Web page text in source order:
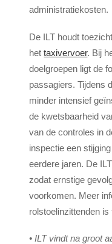
administratiekosten.
De ILT houdt
hettaxivervoer. Bij
doelgroepen ligt de
passagiers. Tijdens
minder intensief
de kwetsbaarheid
van de controles in
inspectie een
eerdere jaren. De
zodat ernstige
voorkomen. Meer
rolstoelinzittenden is
• ILT vindt na groot